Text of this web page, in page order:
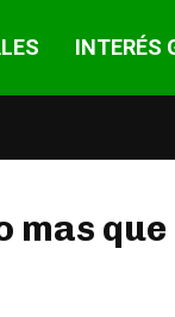
INTERÉS
mas que